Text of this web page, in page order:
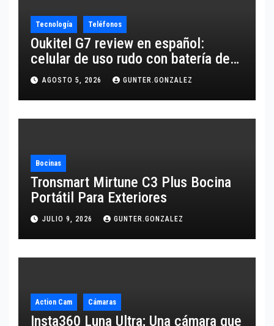
Tecnología Teléfonos
Oukitel G7 review en español:
celular de uso rudo con batería de
10,600 mAh
AGOSTO 5, 2026 GUNTER.GONZALEZ
Bocinas
Tronsmart Mirtune C3 Plus Bocina
Portátil Para Exteriores
JULIO 9, 2026 GUNTER.GONZALEZ
Action Cam Cámaras
Insta360 Luna Ultra; Una cámara que